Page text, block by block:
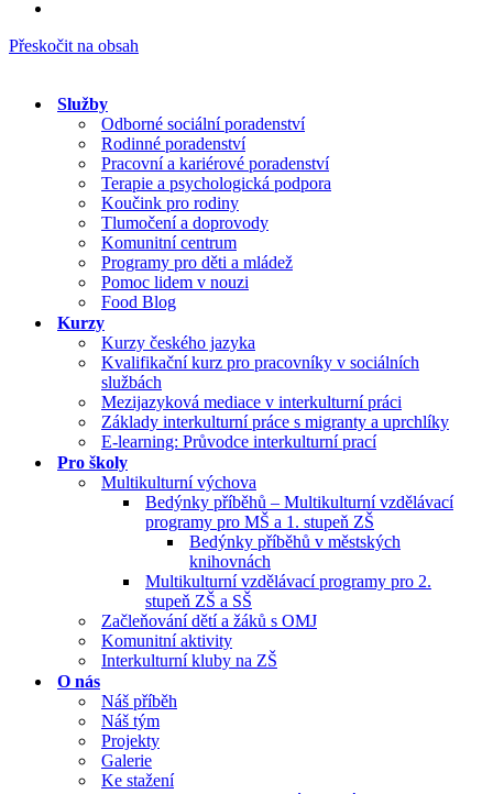
Přeskočit na obsah
Služby
Odborné sociální poradenství
Rodinné poradenství
Pracovní a kariérové poradenství
Terapie a psychologická podpora
Koučink pro rodiny
Tlumočení a doprovody
Komunitní centrum
Programy pro děti a mládež
Pomoc lidem v nouzi
Food Blog
Kurzy
Kurzy českého jazyka
Kvalifikační kurz pro pracovníky v sociálních
službách
Mezijazyková mediace v interkulturní práci
Základy interkulturní práce s migranty a uprchlíky
E-learning: Průvodce interkulturní prací
Pro školy
Multikulturní výchova
Bedýnky příběhů – Multikulturní vzdělávací
programy pro MŠ a 1. stupeň ZŠ
Bedýnky příběhů v městských
knihovnách
Multikulturní vzdělávací programy pro 2.
stupeň ZŠ a SŠ
Začleňování dětí a žáků s OMJ
Komunitní aktivity
Interkulturní kluby na ZŠ
O nás
Náš příběh
Náš tým
Projekty
Galerie
Ke stažení